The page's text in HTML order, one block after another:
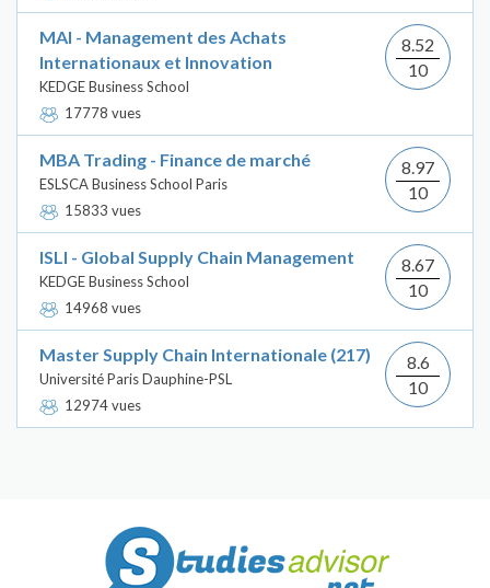
MAI - Management des Achats
Internationaux et Innovation
KEDGE Business School
17778 vues
8.52
10
MBA Trading - Finance de marché
ESLSCA Business School Paris
15833 vues
8.97
10
ISLI - Global Supply Chain Management
KEDGE Business School
14968 vues
8.67
10
Master Supply Chain Internationale (217)
Université Paris Dauphine-PSL
12974 vues
8.6
10